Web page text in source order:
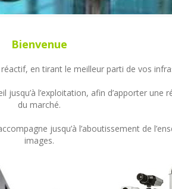
Bienvenue
en tirant le meilleur parti de vos
jusqu’à l’exploitation, afin d’apporter
du marché.
jusqu’à l’aboutissement de
images.